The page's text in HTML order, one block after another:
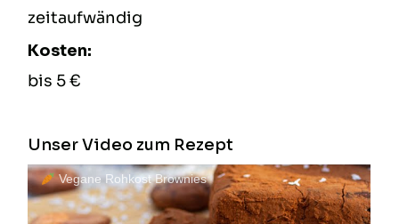
zeitaufwändig
Kosten:
bis 5 €
Unser Video zum Rezept
Vegane Rohkost Brownies